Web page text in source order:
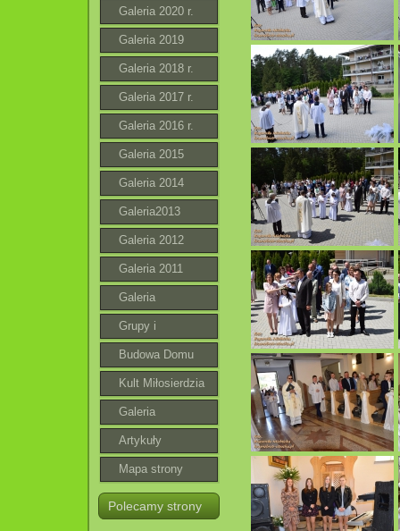
Galeria 2020 r.
Galeria 2019
Galeria 2018 r.
Galeria 2017 r.
Galeria 2016 r.
Galeria 2015
Galeria 2014
Galeria2013
Galeria 2012
Galeria 2011
Galeria
Grupy i
wspólnoty
Budowa Domu
Parafialnego
Kult Miłosierdzia
Bożego
Galeria
roztoczańska
Artykuły
Mapa strony
Polecamy strony